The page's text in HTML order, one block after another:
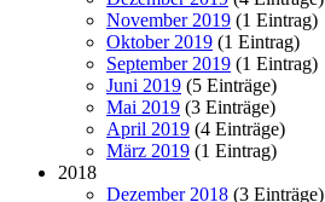
November 2019 (1 Eintrag)
Oktober 2019 (1 Eintrag)
September 2019 (1 Eintrag)
Juni 2019 (5 Einträge)
Mai 2019 (3 Einträge)
April 2019 (4 Einträge)
März 2019 (1 Eintrag)
2018
Dezember 2018 (3 Einträge)